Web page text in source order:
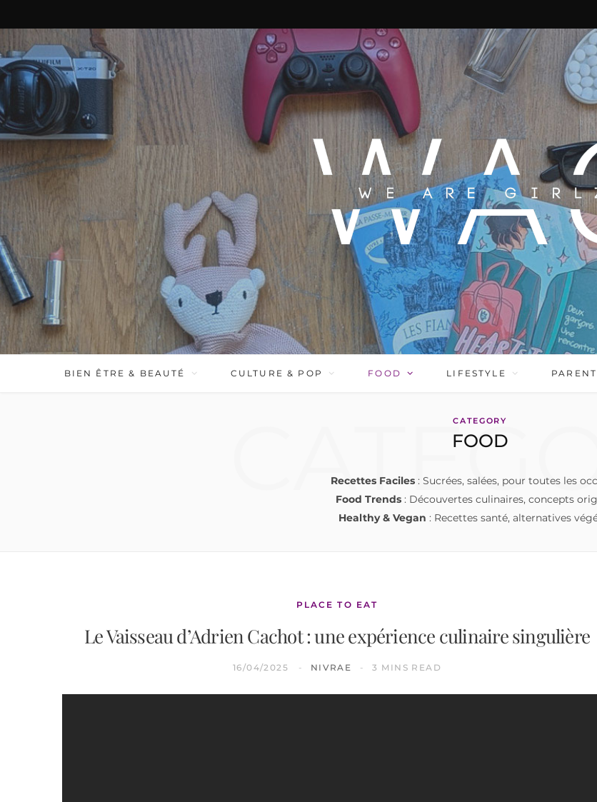
BIEN ÊTRE & BEAUTÉ CULTURE & POP FOOD LIFESTYLE
CATEGORY
FOOD
Recettes Faciles : Sucrées, salées, pour toutes les
Food Trends : Découvertes culinaires, concepts
Healthy & Vegan : Recettes santé, alternatives
PLACE TO EAT
Le Vaisseau d’Adrien Cachot : une expérience culinaire singulière
16/04/2025 NIVRAE 3 MINS READ